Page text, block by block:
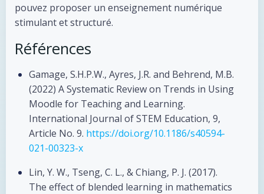
pouvez proposer un enseignement numérique
stimulant et structuré.
Références
Gamage, S.H.P.W., Ayres, J.R. and Behrend, M.B.
(2022) A Systematic Review on Trends in Using
Moodle for Teaching and Learning.
International Journal of STEM Education, 9,
Article No. 9. https://doi.org/10.1186/s40594-
021-00323-x
Lin, Y. W., Tseng, C. L., & Chiang, P. J. (2017).
The effect of blended learning in mathematics